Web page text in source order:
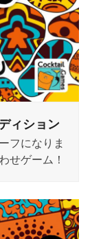
ィション
フになりま
せゲーム！